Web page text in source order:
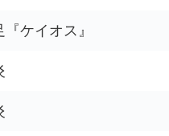
ケイオス』